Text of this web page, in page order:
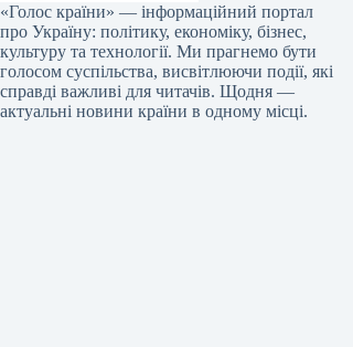
«Голос країни» — інформаційний портал
про Україну: політику, економіку, бізнес,
культуру та технології. Ми прагнемо бути
голосом суспільства, висвітлюючи події, які
справді важливі для читачів. Щодня —
актуальні новини країни в одному місці.